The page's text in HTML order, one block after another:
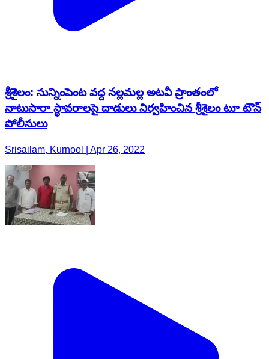
శ్రీశైలం: సున్నింపెంట వద్ద నల్లమల్ల అటవీ ప్రాంతంలో
నాటుసారా స్థావరాలపై దాడులు నిర్వహించిన శ్రీశైలం టూ టౌన్
పోలీసులు
Srisailam, Kurnool | Apr 26, 2022